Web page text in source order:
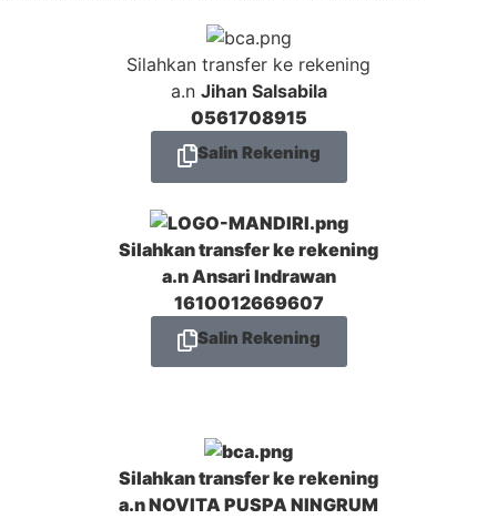
Silahkan transfer ke rekening
a.n Jihan Salsabila
0561708915
Salin Rekening
Silahkan transfer ke rekening
a.nAnsari Indrawan
1610012669607
Salin Rekening
Silahkan transfer ke rekening
a.nNOVITA PUSPA NINGRUM